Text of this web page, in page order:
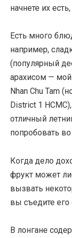
начнете их
Есть много
например,
(популярный
арахисом —
Nhan Chu Tam
District 1
отличный
попробовать
Когда дело
фрукт может
вызвать
вы съедите
В лонгане